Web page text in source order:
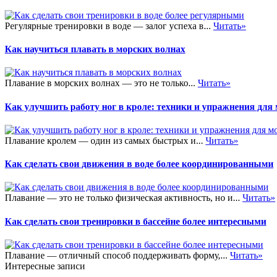
Регулярные тренировки в воде — залог успеха в... Читать»
Как научиться плавать в морских волнах
Плавание в морских волнах — это не только... Читать»
Как улучшить работу ног в кроле: техники и упражнения для
Плавание кролем — один из самых быстрых и... Читать»
Как сделать свои движения в воде более координированными
Плавание — это не только физическая активность, но и... Читать»
Как сделать свои тренировки в бассейне более интересными
Плавание — отличный способ поддерживать форму,... Читать»
Интересные записи